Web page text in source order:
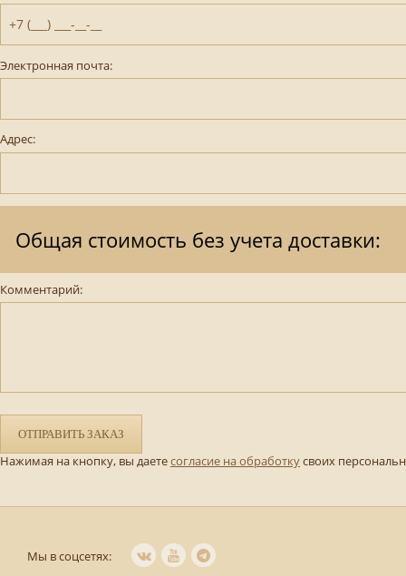
+7 (___) ___-__-__
Электронная почта:
Адрес:
Общая стоимость без учета доставки:
Комментарий:
ОТПРАВИТЬ ЗАКАЗ
Нажимая на кнопку, вы даетесогласие на обработкусвоих
Мы в соцсетях: